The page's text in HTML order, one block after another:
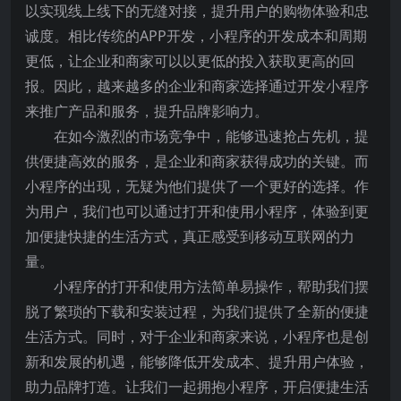
以实现线上线下的无缝对接，提升用户的购物体验和忠
诚度。相比传统的APP开发，小程序的开发成本和周期
更低，让企业和商家可以以更低的投入获取更高的回
报。因此，越来越多的企业和商家选择通过开发小程序
来推广产品和服务，提升品牌影响力。
在如今激烈的市场竞争中，能够迅速抢占先机，提
供便捷高效的服务，是企业和商家获得成功的关键。而
小程序的出现，无疑为他们提供了一个更好的选择。作
为用户，我们也可以通过打开和使用小程序，体验到更
加便捷快捷的生活方式，真正感受到移动互联网的力
量。
小程序的打开和使用方法简单易操作，帮助我们摆
脱了繁琐的下载和安装过程，为我们提供了全新的便捷
生活方式。同时，对于企业和商家来说，小程序也是创
新和发展的机遇，能够降低开发成本、提升用户体验，
助力品牌打造。让我们一起拥抱小程序，开启便捷生活